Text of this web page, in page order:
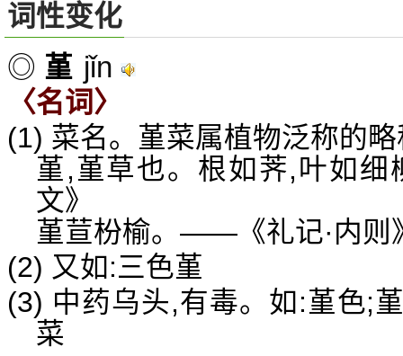
词性变化
◎ 堇 jǐn
〈名词〉
(1) 菜名。堇菜属植物泛称的
堇,堇草也。根如荠,叶如
文》
堇荁枌榆。——《礼记·内则
(2) 又如:三色堇
(3) 中药乌头,有毒。如:堇色;
菜